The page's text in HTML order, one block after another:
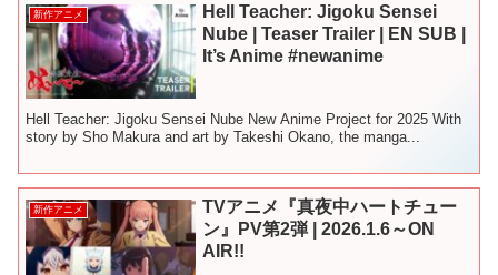
新作アニメ
Hell Teacher: Jigoku Sensei
Nube | Teaser Trailer | EN SUB |
It’s Anime #newanime
Hell Teacher: Jigoku Sensei Nube New Anime Project for 2025 With
story by Sho Makura and art by Takeshi Okano, the manga...
新作アニメ
TVアニメ『真夜中ハートチュー
ン』PV第2弾 | 2026.1.6～ON
AIR!!